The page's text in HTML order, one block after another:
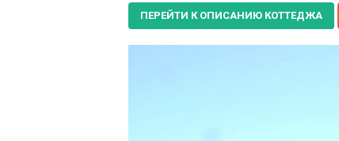
ПЕРЕЙТИ К ОПИСАНИЮ КОТТЕДЖА